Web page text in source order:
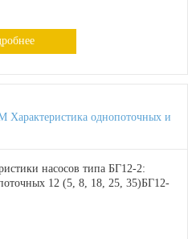
однопоточных и
насосов типа БГ12-2:
12 (5, 8, 18, 25, 35)БГ12-